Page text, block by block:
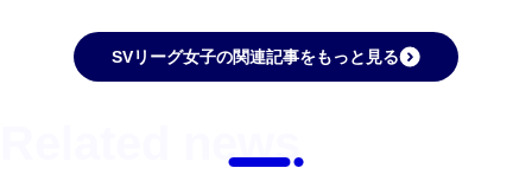
SVリーグ女子の関連記事をもっと見る